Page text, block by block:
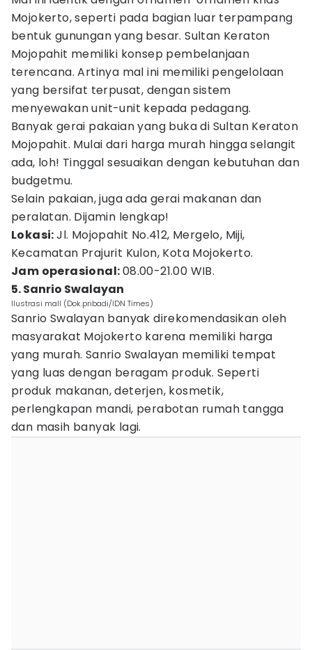
Mojokerto, seperti pada bagian luar terpampang
bentuk gunungan yang besar. Sultan Keraton
Mojopahit memiliki konsep pembelanjaan
terencana. Artinya mal ini memiliki pengelolaan
yang bersifat terpusat, dengan sistem
menyewakan unit-unit kepada pedagang.
Banyak gerai pakaian yang buka di Sultan Keraton
Mojopahit. Mulai dari harga murah hingga selangit
ada, loh! Tinggal sesuaikan dengan kebutuhan dan
budgetmu.
Selain pakaian, juga ada gerai makanan dan
peralatan. Dijamin lengkap!
Lokasi:Jl. Mojopahit No.412, Mergelo, Miji,
Kecamatan Prajurit Kulon, Kota Mojokerto.
Jam operasional:08.00-21.00 WIB.
5. Sanrio Swalayan
Ilustrasi mall (Dok.pribadi/IDN Times)
Sanrio Swalayan banyak direkomendasikan oleh
masyarakat Mojokerto karena memiliki harga
yang murah. Sanrio Swalayan memiliki tempat
yang luas dengan beragam produk. Seperti
produk makanan, deterjen, kosmetik,
perlengkapan mandi, perabotan rumah tangga
dan masih banyak lagi.